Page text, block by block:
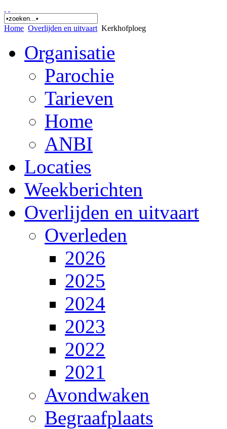
Home Overlijden en uitvaart Kerkhofploeg
Organisatie
Parochie
Tarieven
Home
ANBI
Locaties
Weekberichten
Overlijden en uitvaart
Overleden
2026
2025
2024
2023
2022
2021
Avondwaken
Begraafplaats